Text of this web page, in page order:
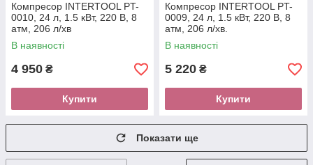
Компресор INTERTOOL PT-
0010, 24 л, 1.5 кВт, 220 В, 8
атм, 206 л/хв
В наявності
4 950 ₴
Купити
Компресор INTERTOOL PT-
0009, 24 л, 1.5 кВт, 220 В, 8
атм, 206 л/хв.
В наявності
5 220 ₴
Купити
Показати ще